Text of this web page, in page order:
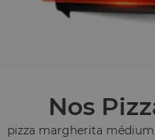
Nos
pizza margherita